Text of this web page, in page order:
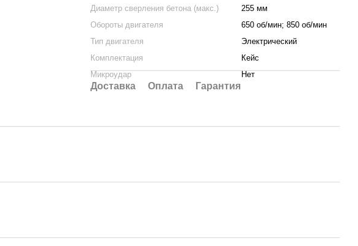
Диаметр сверления бетона (макс.)
255 мм
Обороты двигателя
650 об/мин; 850 об/мин
Тип двигателя
Электрический
Комплектация
Кейс
Микроудар
Нет
Доставка Оплата Гарантия